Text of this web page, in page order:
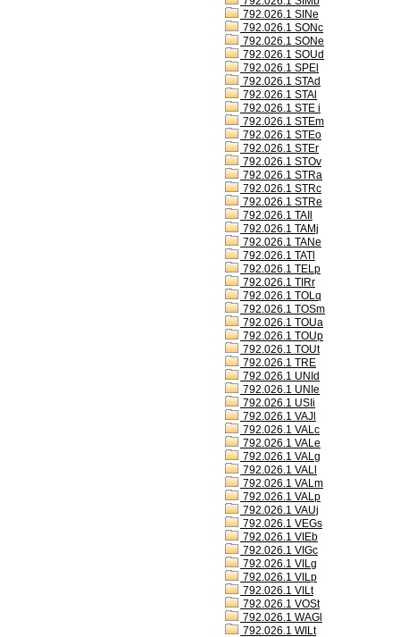
792.026.1 SINe
792.026.1 SONc
792.026.1 SONe
792.026.1 SOUd
792.026.1 SPEl
792.026.1 STAd
792.026.1 STAl
792.026.1 STE i
792.026.1 STEm
792.026.1 STEo
792.026.1 STEr
792.026.1 STOv
792.026.1 STRa
792.026.1 STRc
792.026.1 STRe
792.026.1 TAIl
792.026.1 TAMj
792.026.1 TANe
792.026.1 TATl
792.026.1 TELp
792.026.1 TIRr
792.026.1 TOLq
792.026.1 TOSm
792.026.1 TOUa
792.026.1 TOUp
792.026.1 TOUt
792.026.1 TRE
792.026.1 UNId
792.026.1 UNIe
792.026.1 USIi
792.026.1 VAJl
792.026.1 VALc
792.026.1 VALe
792.026.1 VALg
792.026.1 VALl
792.026.1 VALm
792.026.1 VALp
792.026.1 VAUj
792.026.1 VEGs
792.026.1 VIEb
792.026.1 VIGc
792.026.1 VILg
792.026.1 VILp
792.026.1 VILt
792.026.1 VOSt
792.026.1 WAGl
792.026.1 WILt